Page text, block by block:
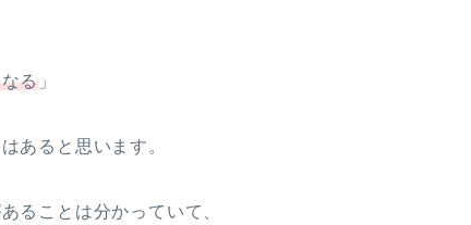
る 」
あると思います。
ることは分かっていて、